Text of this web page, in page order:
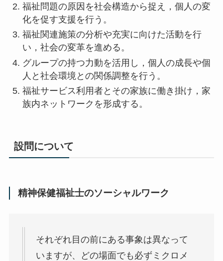
福祉問題の原因を社会構造から捉え，個人の変
化を促す支援を行う。
福祉関連施策の分析や充実に向けた活動を行
い，社会の変革を進める。
グループの持つ力動を活用し，個人の成長や個
人と社会環境との関係調整を行う。
福祉サービス利用者とその家族に働き掛け，家
族内ネットワークを形成する。
設問について
精神保健福祉士のソーシャルワーク
それぞれ目の前にある事象は異なって
いますが、どの場面でも必ずミクロメ